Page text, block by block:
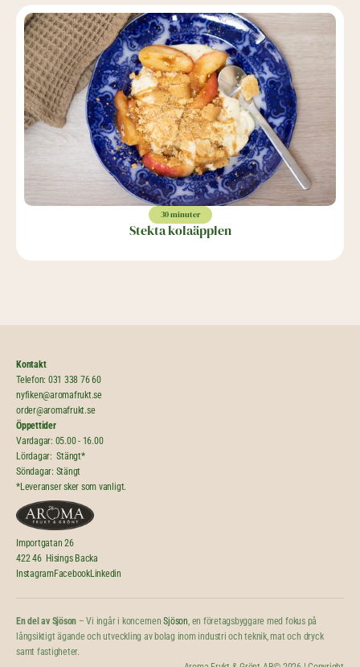
30 minuter
Stekta kolaäpplen
Importgatan 26
422 46  Hisings Backa
InstagramFacebookLinkedin
Kontakt
Telefon: 031 338 76 60
nyfiken@aromafrukt.se
order@aromafrukt.se
Öppettider
Vardagar: 05.00 - 16.00
Lördagar:  Stängt*
Söndagar: Stängt
*Leveranser sker som vanligt.
En del av Sjöson – Vi ingår i koncernen Sjöson, en företagsbyggare med fokus på
långsiktigt ägande och utveckling av bolag inom industri och teknik, mat och dryck
samt fastigheter.